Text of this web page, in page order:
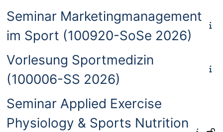
Seminar Marketingmanagement
im Sport (100920-SoSe 2026)
Vorlesung Sportmedizin
(100006-SS 2026)
Seminar Applied Exercise
Physiology & Sports Nutrition